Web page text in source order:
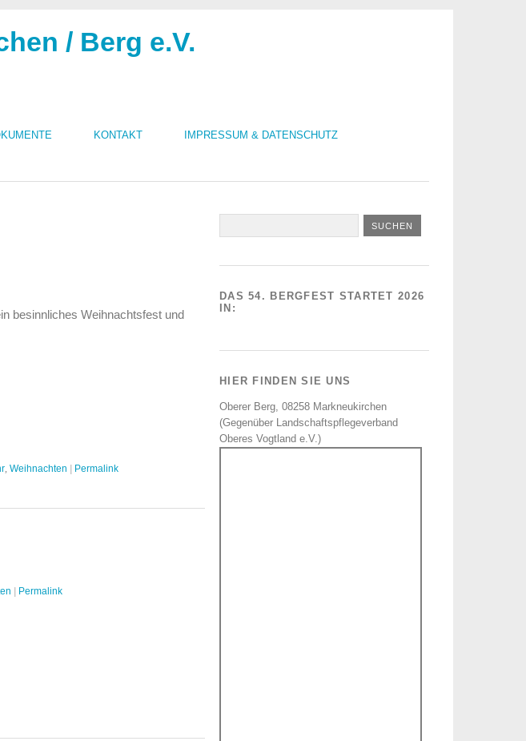
KONTAKT IMPRESSUM & DATENSCHUTZ
/ Berg e.V.
besinnliches Weihnachtsfest und
, Weihnachten Permalink
Permalink
DAS 54. BERGFEST STARTET 2026
IN:
HIER FINDEN SIE UNS
Oberer Berg, 08258 Markneukirchen
(Gegenüber Landschaftspflegeverband
Oberes Vogtland e.V.)